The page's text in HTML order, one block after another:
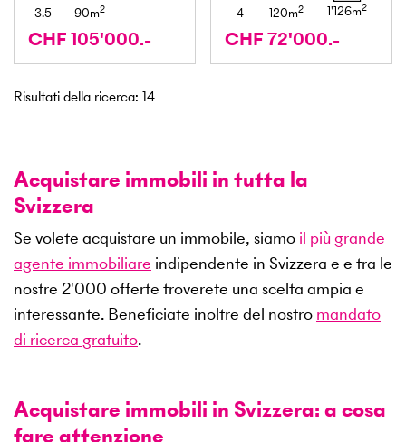
3.5 90m2
CHF 105'000.-
4 120m2 1'126m2
CHF 72'000.-
Risultati della ricerca: 14
Acquistare immobili in tutta la
Svizzera
Se volete acquistare un immobile, siamo il più grande
agente immobiliare indipendente in Svizzera e e tra le
nostre 2'000 offerte troverete una scelta ampia e
interessante. Beneficiate inoltre del nostro mandato
di ricerca gratuito.
Acquistare immobili in Svizzera: a cosa
fare attenzione